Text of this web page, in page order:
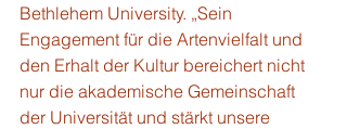
Bethlehem University. „Sein
Engagement für die Artenvielfalt und
den Erhalt der Kultur bereichert nicht
nur die akademische Gemeinschaft
der Universität und stärkt unsere